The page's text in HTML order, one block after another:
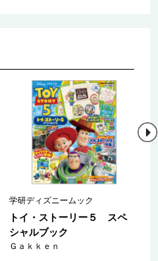
学研ディズニームック
トイ・ストーリー５ スペ
シャルブック
Ｇａｋｋｅｎ